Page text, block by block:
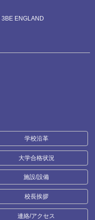
ENGLAND
学校沿革
大学合格状況
施設/設備
校長挨拶
連絡/アクセス